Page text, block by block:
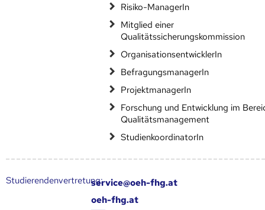
Risiko-ManagerIn
Mitglied einer
Qualitätssicherungskommission
OrganisationsentwicklerIn
BefragungsmanagerIn
ProjektmanagerIn
Forschung und Entwicklung im
Qualitätsmanagement
StudienkoordinatorIn
Studierendenvertretung:service@oeh-fhg.at
oeh-fhg.at